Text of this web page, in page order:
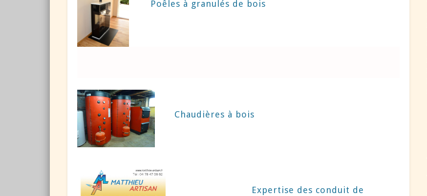
Poêles à granulés de bois
Chaudières à bois
Expertise des conduit de